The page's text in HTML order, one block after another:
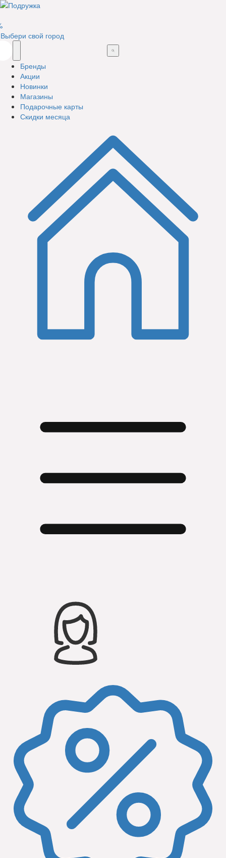
Выбери свой город
Бренды
Акции
Новинки
Магазины
Подарочные карты
Скидки месяца